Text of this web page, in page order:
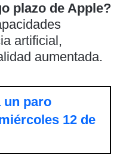
plazo de Apple?
artificial,
aumentada.
un paro
12 de